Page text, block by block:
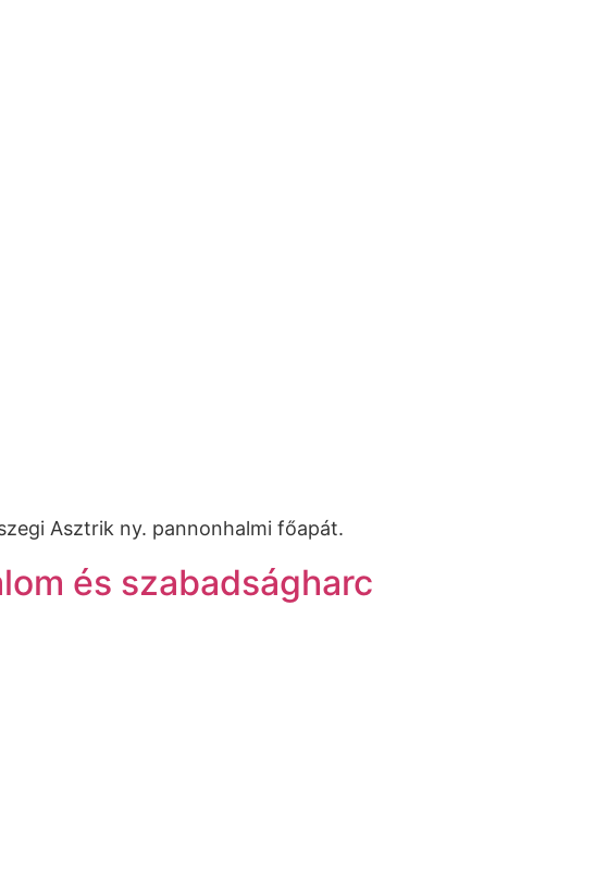
Asztrik ny. pannonhalmi főapát.
és szabadságharc